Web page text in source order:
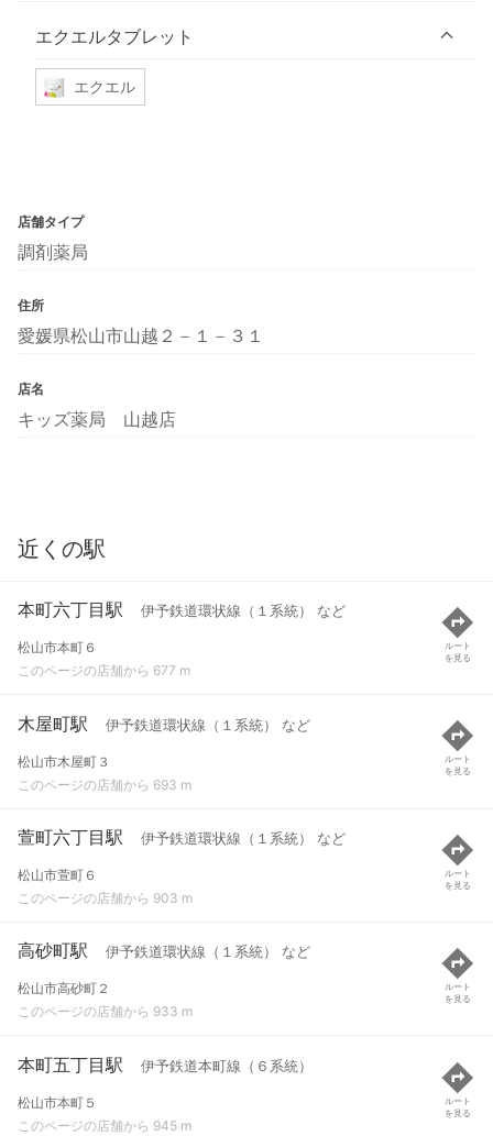
エクエルタブレット
エクエル
店舗タイプ
調剤薬局
住所
愛媛県松山市山越２－１－３１
店名
キッズ薬局 山越店
近くの駅
本町六丁目駅 伊予鉄道環状線（１系統） など
松山市本町６
このページの店舗から 677 m
ルート
を見る
木屋町駅 伊予鉄道環状線（１系統） など
松山市木屋町３
このページの店舗から 693 m
ルート
を見る
萱町六丁目駅 伊予鉄道環状線（１系統） など
松山市萱町６
このページの店舗から 903 m
ルート
を見る
高砂町駅 伊予鉄道環状線（１系統） など
松山市高砂町２
このページの店舗から 933 m
ルート
を見る
本町五丁目駅 伊予鉄道本町線（６系統）
松山市本町５
このページの店舗から 945 m
ルート
を見る